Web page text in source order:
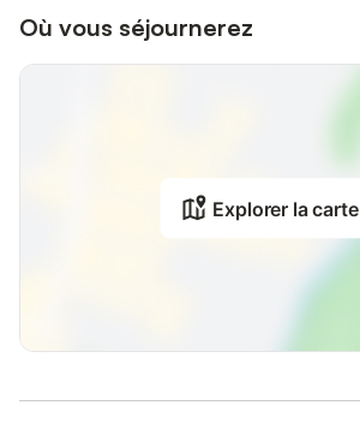
Où vous séjournerez
Explorer la carte